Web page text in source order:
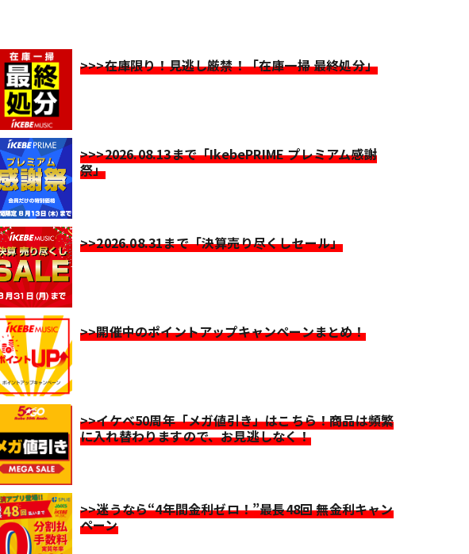
>>>在庫限り！見逃し厳禁！「在庫一掃 最終処分」
>>>2026.08.13まで「IkebePRIME プレミアム感謝
祭」
>>2026.08.31まで「決算売り尽くしセール」
>>開催中のポイントアップキャンペーンまとめ！
>>イケベ50周年「メガ値引き」はこちら！商品は頻繁
に入れ替わりますので、お見逃しなく！
>>迷うなら“4年間金利ゼロ！”最長48回 無金利キャン
ペーン